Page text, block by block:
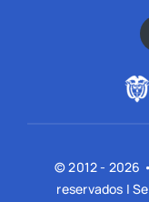
© 2012 - 2026
reservados |